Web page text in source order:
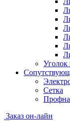
Сетка
Заказ он-лайн